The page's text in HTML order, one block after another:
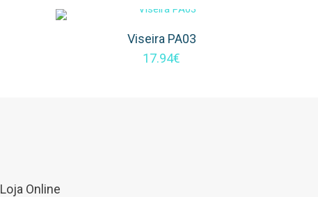
Viseira PA03
17.94€
Loja Online